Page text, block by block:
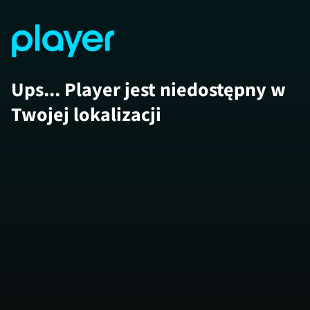
Ups... Player jest niedostępny w
Twojej lokalizacji